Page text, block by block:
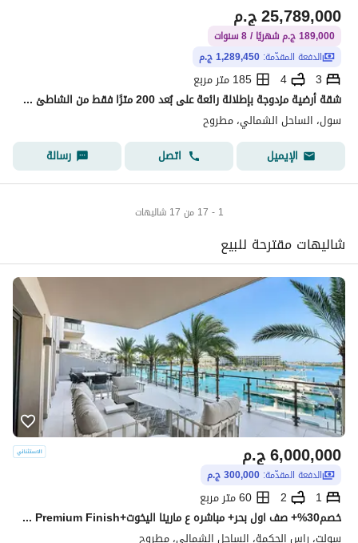
ج.م25,789,000
189,000 ج.م شهريًا / 8 سنوات
الدفعة المقدّمة: 1,289,450 ج.م
3
4
185 متر مربع
شقة أرضية مزدوجة بإطلالة رائعة على بُعد 200 مترًا فقط من الشاطئ - مساحة 185 مترًا - موقع مميز للغاية - غرفة مربية
سول، الساحل الشمالي، مطروح
الإيميل
اتصل رسالة
1 - 17 من 17 شاليهات
شاليهات مقترحة للبيع
ج.م6,000,000
الدفعة المقدّمة: 300,000 ج.م
1
2
60 متر مربع
خصم30%+ صف اول بحر+ مباشره ع مارينا اليخوت+Premium Finish شاليه للبيع في سولت SALT الساحل الشمالي بجوار سيزر سوديك وهاسيندا ويست و لافيستا راس الحكمه
سولت، راس الحكمة، الساحل الشمالي، مطروح